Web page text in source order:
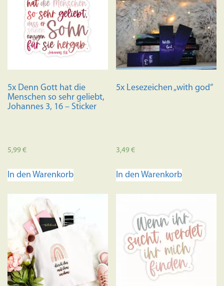
5x Denn Gott hat die
Menschen so sehr geliebt,
Johannes 3, 16 – Sticker
5,99€
In den Warenkorb
5x Lesezeichen „with god“
3,49€
In den Warenkorb